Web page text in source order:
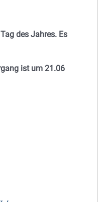
des Jahres. Es
ist um 21.06